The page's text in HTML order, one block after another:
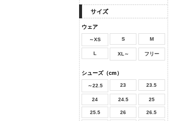
ウェア
～XS S M
L XL～ フリー
シューズ（cm）
～22.5 23 23.5
24 24.5 25
25.5 26 26.5